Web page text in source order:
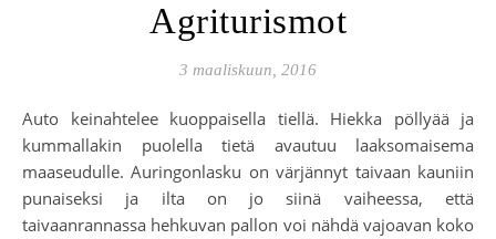
Agriturismot
3 maaliskuun, 2016
Auto keinahtelee kuoppaisella tiellä. Hiekka pöllyää ja
kummallakin puolella tietä avautuu laaksomaisema
maaseudulle. Auringonlasku on värjännyt taivaan kauniin
punaiseksi ja ilta on jo siinä vaiheessa, että
taivaanrannassa hehkuvan pallon voi nähdä vajoavan koko